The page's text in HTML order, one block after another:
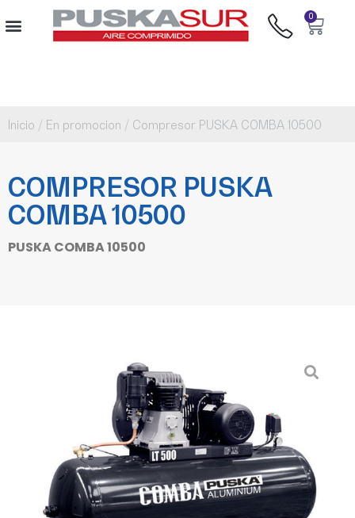
0
Inicio / En promocion / Compresor PUSKA COMBA 10500
COMPRESOR PUSKA
COMBA 10500
PUSKA COMBA 10500